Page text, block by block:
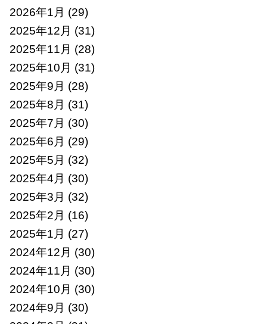
2026年1月 (29)
2025年12月 (31)
2025年11月 (28)
2025年10月 (31)
2025年9月 (28)
2025年8月 (31)
2025年7月 (30)
2025年6月 (29)
2025年5月 (32)
2025年4月 (30)
2025年3月 (32)
2025年2月 (16)
2025年1月 (27)
2024年12月 (30)
2024年11月 (30)
2024年10月 (30)
2024年9月 (30)